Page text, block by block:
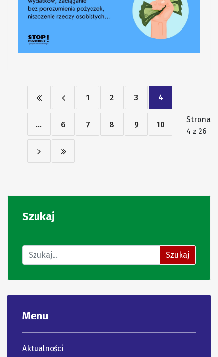
Szukaj
Znajdź na stronie Szukaj
Menu
Aktualności
1 2 3 4
... 6 7 8 9 10
Strona
4 z 26